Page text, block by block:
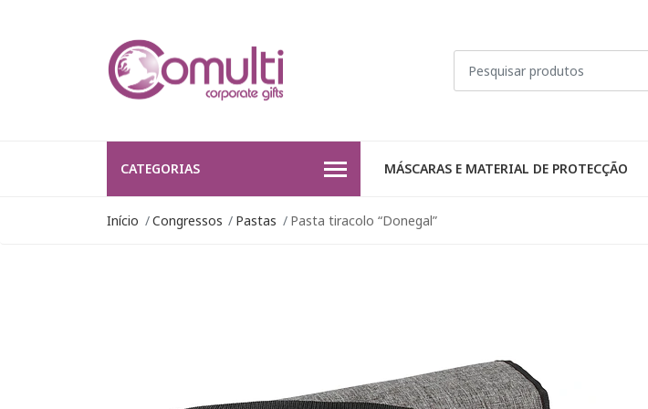
CATEGORIAS MÁSCARAS E MATERIAL DE PROTECÇÃO
Início Congressos Pastas Pasta tiracolo “Donegal”